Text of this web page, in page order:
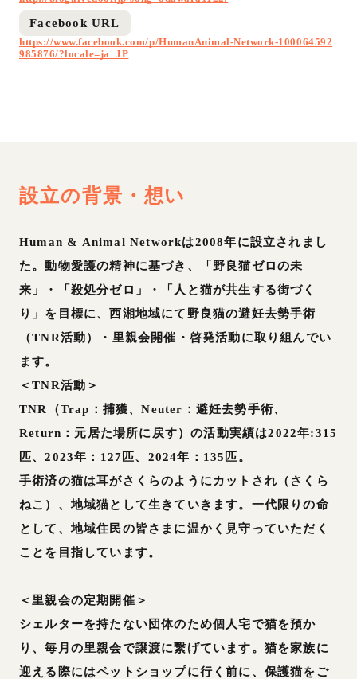
Facebook URL
https://www.facebook.com/p/HumanAnimal-Network-100064592
985876/?locale=ja_JP
設立の背景・想い
Human & Animal Networkは2008年に設立されまし
た。動物愛護の精神に基づき、「野良猫ゼロの未
来」・「殺処分ゼロ」・「人と猫が共生する街づく
り」を目標に、西湘地域にて野良猫の避妊去勢手術
（TNR活動）・里親会開催・啓発活動に取り組んでい
ます。
＜TNR活動＞
TNR（Trap：捕獲、Neuter：避妊去勢手術、
Return：元居た場所に戻す）の活動実績は2022年:315
匹、2023年：127匹、2024年：135匹。
手術済の猫は耳がさくらのようにカットされ（さくら
ねこ）、地域猫として生きていきます。一代限りの命
として、地域住民の皆さまに温かく見守っていただく
ことを目指しています。
＜里親会の定期開催＞
シェルターを持たない団体のため個人宅で猫を預か
り、毎月の里親会で譲渡に繋げています。猫を家族に
迎える際にはペットショップに行く前に、保護猫をご